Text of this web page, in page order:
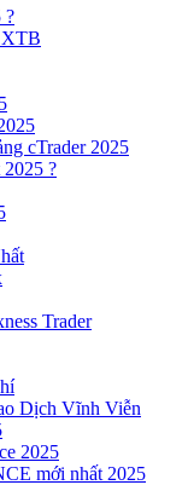
?
XTB
cTrader 2025
?
Trader
Dịch Vĩnh Viễn
2025
mới nhất 2025